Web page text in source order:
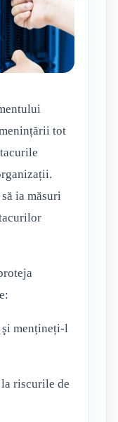
tot
ia măsuri
şi mențineți-l
riscurile de